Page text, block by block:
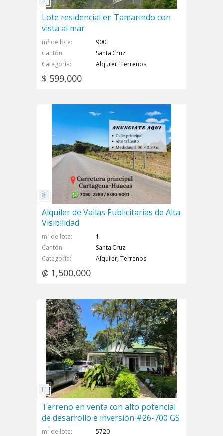
Lote residencial en Tamarindo con
vista al mar
m² de lote
900
Cantón
Santa Cruz
Categoría
Alquiler, Terrenos
$ 599,000
Alquiler de Vallas Publicitarias de Alta
Visibilidad
m² de lote
1
Cantón
Santa Cruz
Categoría
Alquiler, Terrenos
₡ 1,500,000
Terreno en venta con alto potencial
de desarrollo e inversión #26-700 GS
m² de lote
5720